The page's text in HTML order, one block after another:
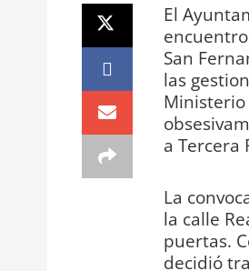
El
San
las
a Tercera
La
la calle
puertas.
decidió